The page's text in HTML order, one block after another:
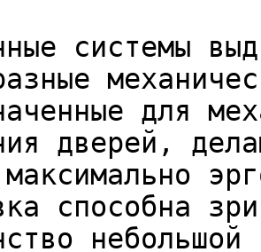
системы
для
дверей,
способна